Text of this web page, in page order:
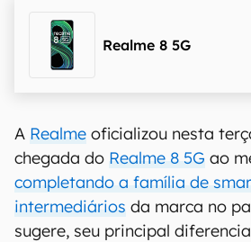
Realme 8 5G
A Realme oficializou nesta
chegada do Realme 8 5G ao
completando a família de
intermediários da marca no
sugere, seu principal